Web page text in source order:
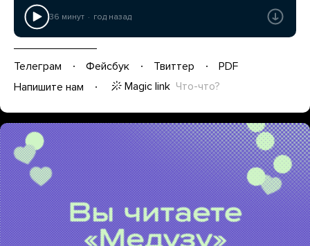
36 минут год назад
Телеграм Фейсбук Твиттер
PDF
Напишите нам
Magic link Что-что?